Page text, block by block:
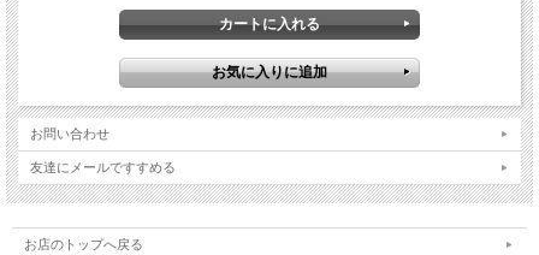
お問い合わせ
友達にメールですすめる
お店のトップへ戻る